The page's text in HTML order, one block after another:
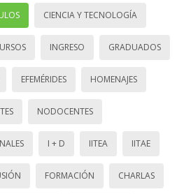
CIENCIA Y TECNOLOGÍA
INGRESO GRADUADOS
EFEMÉRIDES HOMENAJES
NODOCENTES
I + D IITEA IITAE
FORMACIÓN CHARLAS